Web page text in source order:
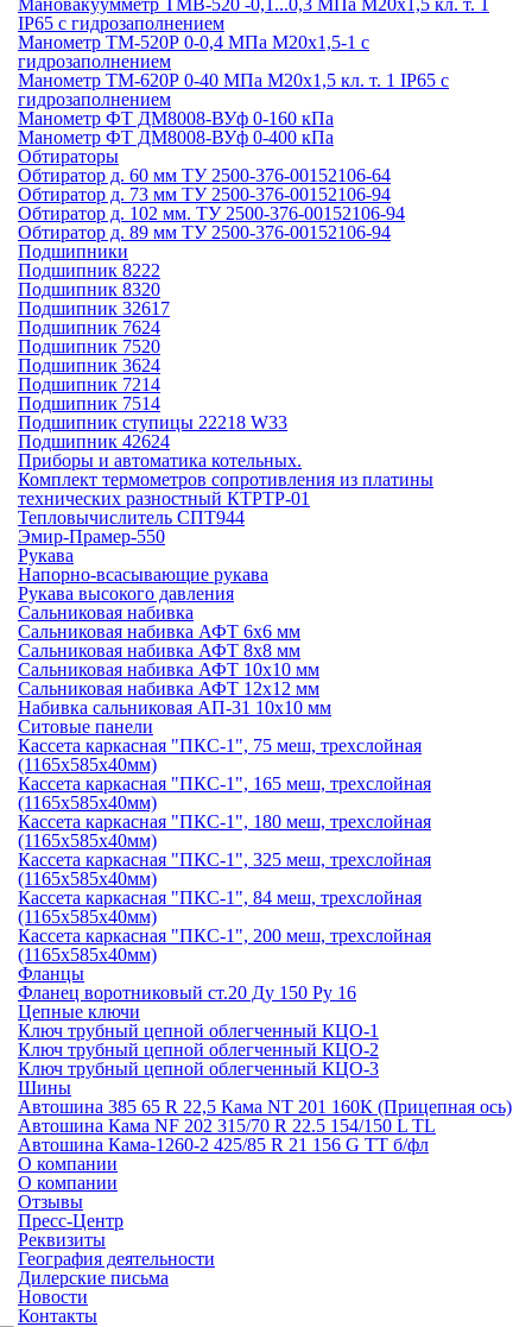
Мановакуумметр ТМВ-520 -0,1...0,3 МПа М20х1,5 кл. т. 1
IP65 c гидрозаполнением
Манометр ТМ-520Р 0-0,4 МПа М20х1,5-1 c
гидрозаполнением
Манометр ТМ-620Р 0-40 МПа М20х1,5 кл. т. 1 IP65 c
гидрозаполнением
Манометр ФТ ДМ8008-ВУф 0-160 кПа
Манометр ФТ ДМ8008-ВУф 0-400 кПа
Обтираторы
Обтиратор д. 60 мм ТУ 2500-376-00152106-64
Обтиратор д. 73 мм ТУ 2500-376-00152106-94
Обтиратор д. 102 мм. ТУ 2500-376-00152106-94
Обтиратор д. 89 мм ТУ 2500-376-00152106-94
Подшипники
Подшипник 8222
Подшипник 8320
Подшипник 32617
Подшипник 7624
Подшипник 7520
Подшипник 3624
Подшипник 7214
Подшипник 7514
Подшипник ступицы 22218 W33
Подшипник 42624
Приборы и автоматика котельных.
Комплект термометров сопротивления из платины
технических разностный КТРТР-01
Тепловычислитель СПТ944
Эмир-Прамер-550
Рукава
Напорно-всасывающие рукава
Рукава высокого давления
Сальниковая набивка
Сальниковая набивка АФТ 6х6 мм
Сальниковая набивка АФТ 8х8 мм
Сальниковая набивка АФТ 10х10 мм
Сальниковая набивка АФТ 12х12 мм
Набивка сальниковая АП-31 10х10 мм
Ситовые панели
Кассета каркасная "ПКС-1", 75 меш, трехслойная
(1165х585х40мм)
Кассета каркасная "ПКС-1", 165 меш, трехслойная
(1165х585х40мм)
Кассета каркасная "ПКС-1", 180 меш, трехслойная
(1165х585х40мм)
Кассета каркасная "ПКС-1", 325 меш, трехслойная
(1165х585х40мм)
Кассета каркасная "ПКС-1", 84 меш, трехслойная
(1165х585х40мм)
Кассета каркасная "ПКС-1", 200 меш, трехслойная
(1165х585х40мм)
Фланцы
Фланец воротниковый ст.20 Ду 150 Ру 16
Цепные ключи
Ключ трубный цепной облегченный КЦО-1
Ключ трубный цепной облегченный КЦО-2
Ключ трубный цепной облегченный КЦО-3
Шины
Автошина 385 65 R 22,5 Кама NT 201 160К (Прицепная ось)
Автошина Кама NF 202 315/70 R 22.5 154/150 L TL
Автошина Кама-1260-2 425/85 R 21 156 G TT б/фл
О компании
О компании
Отзывы
Пресс-Центр
Реквизиты
География деятельности
Дилерские письма
Новости
Контакты